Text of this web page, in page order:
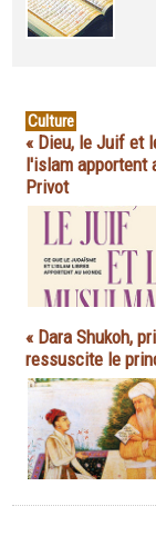
Culture
« Dieu, le Juif et
l'islam apportent
Privot
« Dara Shukoh,
ressuscite le